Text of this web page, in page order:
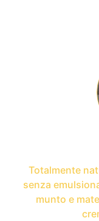
Totalmente
senza
munto e